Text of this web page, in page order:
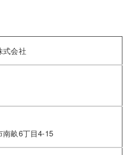
式会社
南畝6丁目4-15